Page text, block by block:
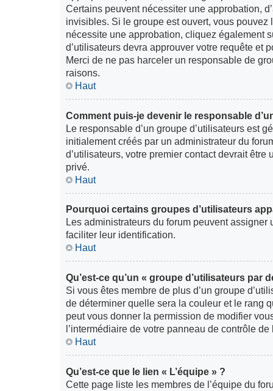
Certains peuvent nécessiter une approbation,
invisibles. Si le groupe est ouvert, vous
nécessite une approbation, cliquez également
d’utilisateurs devra approuver votre requête et
Merci de ne pas harceler un responsable de
raisons.
Haut
Comment puis-je devenir le responsable
Le responsable d’un groupe d’utilisateurs est
initialement créés par un administrateur du
d’utilisateurs, votre premier contact devrait
privé.
Haut
Pourquoi certains groupes d’utilisateurs
Les administrateurs du forum peuvent assigner
faciliter leur identification.
Haut
Qu’est-ce qu’un « groupe d’utilisateurs par
Si vous êtes membre de plus d’un groupe
de déterminer quelle sera la couleur et le rang
peut vous donner la permission de modifier
l’intermédiaire de votre panneau de contrôle de
Haut
Qu’est-ce que le lien « L’équipe » ?
Cette page liste les membres de l’équipe du